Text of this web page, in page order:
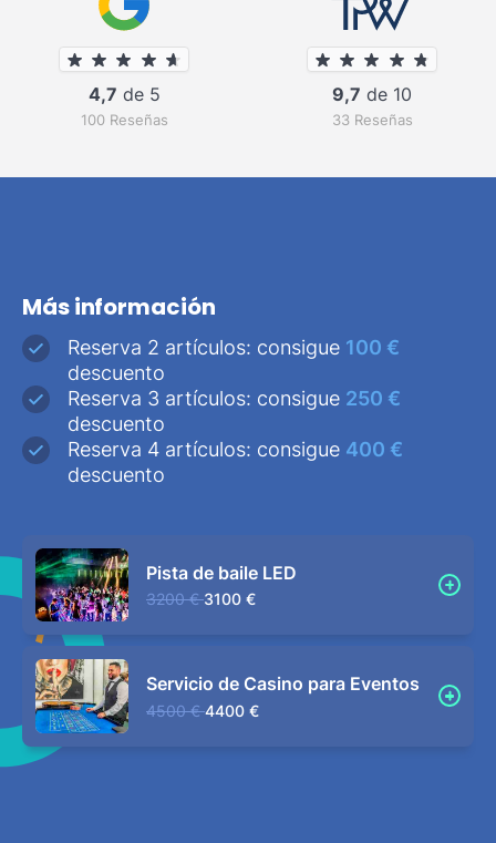
4,7 de 5
100 Reseñas
9,7 de 10
33 Reseñas
Más información
Reserva 2 artículos: consigue 100 €
descuento
Reserva 3 artículos: consigue 250 €
descuento
Reserva 4 artículos: consigue 400 €
descuento
Pista de baile LED
3200 € 3100 €
Servicio de Casino para Eventos
4500 € 4400 €